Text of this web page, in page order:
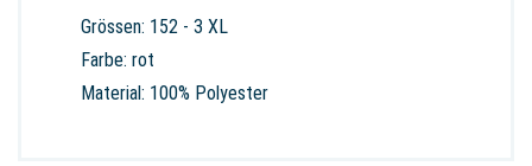
Grössen: 152 - 3 XL
Farbe: rot
Material: 100% Polyester